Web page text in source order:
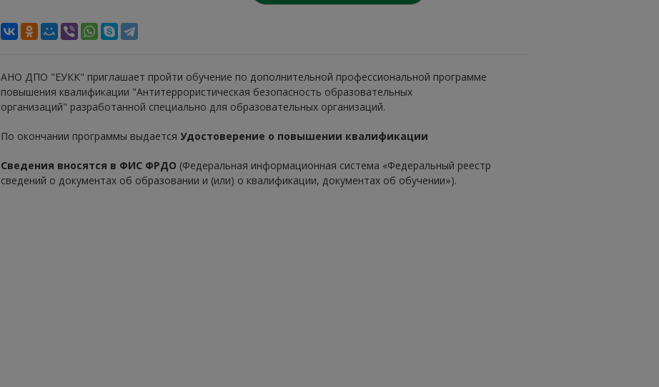
АНО ДПО "ЕУКК" приглашает пройти обучение по дополнительной профессиональной программе
повышения квалификации "Антитеррористическая безопасность образовательных
организаций" разработанной специально для образовательных организаций.
По окончании программы выдается Удостоверение о повышении квалификации
Сведения вносятся в ФИС ФРДО (Федеральная информационная система «Федеральный реестр
сведений о документах об образовании и (или) о квалификации, документах об обучении»).